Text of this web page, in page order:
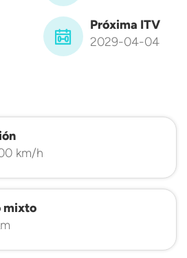
Próxima ITV
2029-04-04
km/h
mixto